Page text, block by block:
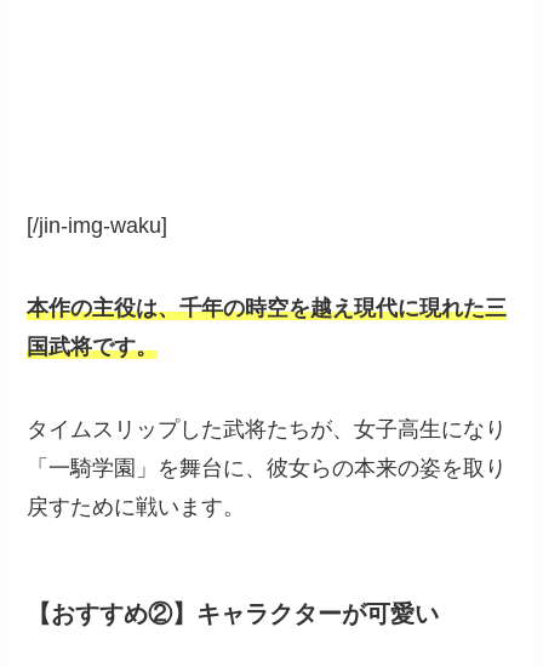
[/jin-img-waku]
本作の主役は、千年の時空を越え現代に現れた三
国武将です。
タイムスリップした武将たちが、女子高生になり
「一騎学園」を舞台に、彼女らの本来の姿を取り
戻すために戦います。
【おすすめ②】キャラクターが可愛い